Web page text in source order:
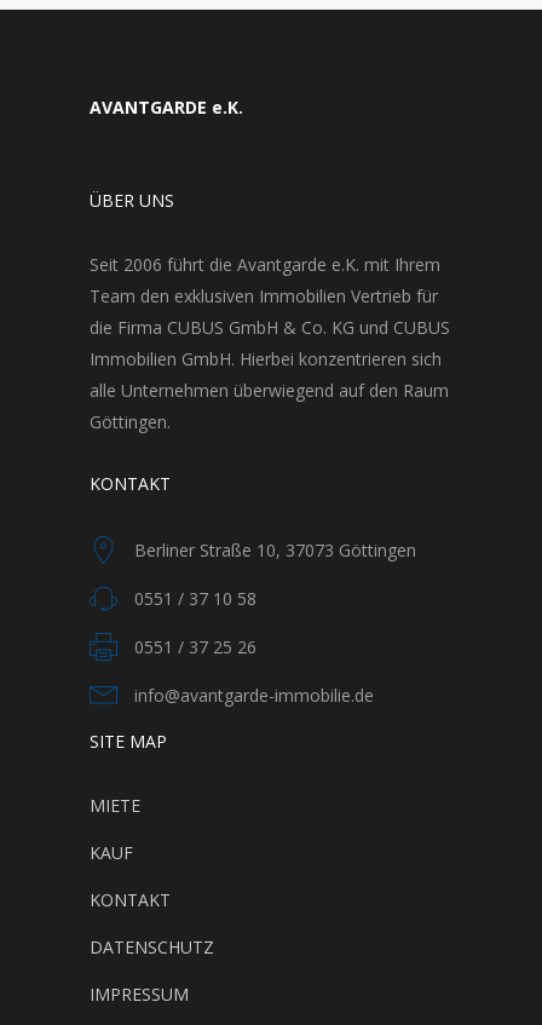
AVANTGARDE e.K.
ÜBER UNS
Seit 2006 führt die Avantgarde e.K. mit Ihrem
Team den exklusiven Immobilien Vertrieb für
die Firma CUBUS GmbH & Co. KG und CUBUS
Immobilien GmbH. Hierbei konzentrieren sich
alle Unternehmen überwiegend auf den Raum
Göttingen.
KONTAKT
Berliner Straße 10, 37073 Göttingen
0551 / 37 10 58
0551 / 37 25 26
info@avantgarde-immobilie.de
SITE MAP
MIETE
KAUF
KONTAKT
DATENSCHUTZ
IMPRESSUM